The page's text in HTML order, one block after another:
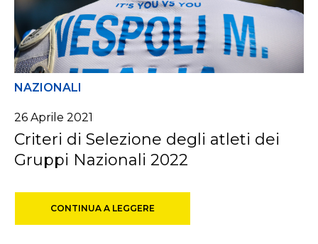
NAZIONALI
26 Aprile 2021
Criteri di Selezione degli atleti dei
Gruppi Nazionali 2022
CONTINUA A LEGGERE